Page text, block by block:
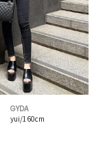
GYDA
yui/160cm